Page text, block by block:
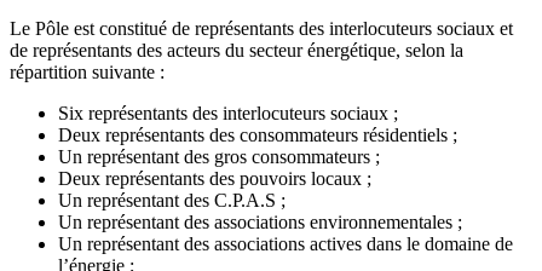
Le Pôle est constitué de représentants des interlocuteurs sociaux et
de représentants des acteurs du secteur énergétique, selon la
répartition suivante :
Six représentants des interlocuteurs sociaux ;
Deux représentants des consommateurs résidentiels ;
Un représentant des gros consommateurs ;
Deux représentants des pouvoirs locaux ;
Un représentant des C.P.A.S ;
Un représentant des associations environnementales ;
Un représentant des associations actives dans le domaine de
l’énergie ;